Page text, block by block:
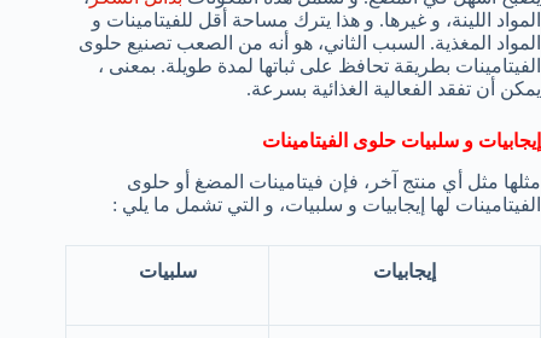
المواد اللينة، و غيرها. و هذا يترك مساحة أقل للفيتامينات و
المواد المغذية. السبب الثاني، هو أنه من الصعب تصنيع حلوى
الفيتامينات بطريقة تحافظ على ثباتها لمدة طويلة. بمعنى ،
يمكن أن تفقد الفعالية الغذائية بسرعة.
إيجابيات و سلبيات حلوى الفيتامينات
مثلها مثل أي منتج آخر، فإن فيتامينات المضغ أو حلوى
الفيتامينات لها إيجابيات و سلبيات، و التي تشمل ما يلي :
إيجابيات سلبيات